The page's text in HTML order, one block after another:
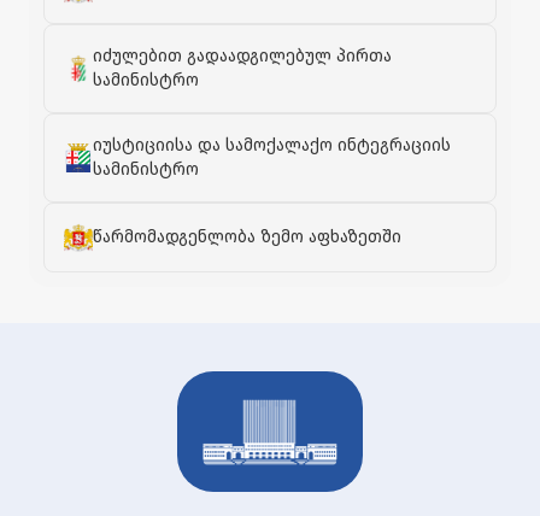
იძულებით გადაადგილებულ პირთა
სამინისტრო
იუსტიციისა და სამოქალაქო ინტეგრაციის
სამინისტრო
წარმომადგენლობა ზემო აფხაზეთში